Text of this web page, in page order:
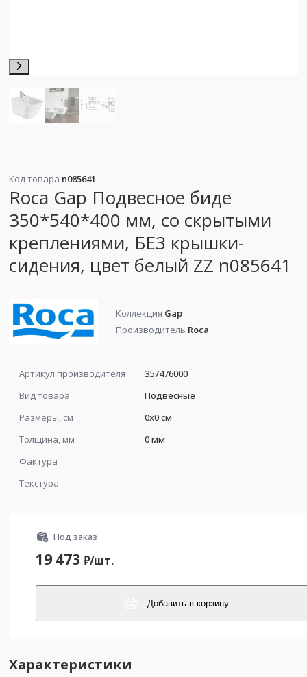
Код товара n085641
Roca Gap Подвесное биде
350*540*400 мм, со скрытыми
креплениями, БЕЗ крышки-
сидения, цвет белый ZZ n085641
Коллекция Gap
Производитель Roca
Артикул производителя
357476000
Вид товара
Подвесные
Размеры, см
0x0 см
Толщина, мм
0 мм
Фактура
Текстура
Под заказ
19 473 ₽/шт.
Добавить в корзину
Характеристики